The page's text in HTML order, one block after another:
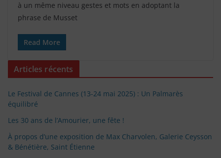
à un même niveau gestes et mots en adoptant la
phrase de Musset
Read More
Articles récents
Le Festival de Cannes (13-24 mai 2025) : Un Palmarès
équilibré
Les 30 ans de l’Amourier, une fête !
À propos d’une exposition de Max Charvolen, Galerie Ceysson
& Bénétière, Saint Étienne